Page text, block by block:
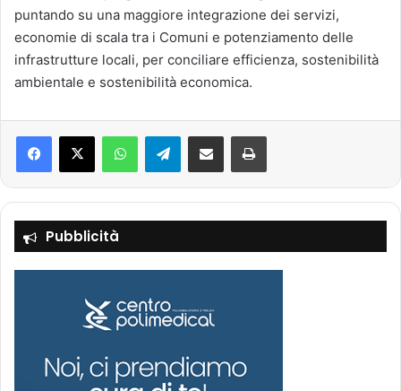
puntando su una maggiore integrazione dei servizi,
economie di scala tra i Comuni e potenziamento delle
infrastrutture locali, per conciliare efficienza, sostenibilità
ambientale e sostenibilità economica.
Telegram
Pubblicità